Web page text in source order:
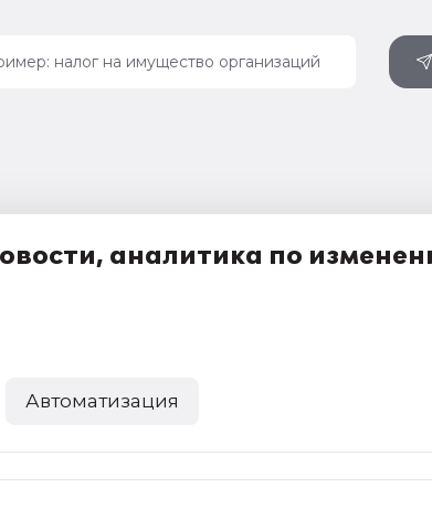
аналитика по
Автоматизация